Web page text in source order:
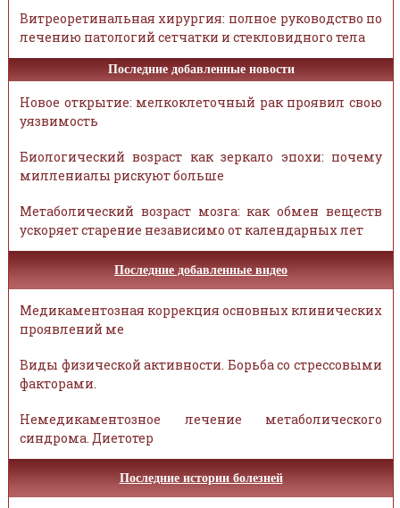
Витреоретинальная хирургия: полное руководство по
лечению патологий сетчатки и стекловидного тела
Последние добавленные новости
Новое открытие: мелкоклеточный рак проявил свою
уязвимость
Биологический возраст как зеркало эпохи: почему
миллениалы рискуют больше
Метаболический возраст мозга: как обмен веществ
ускоряет старение независимо от календарных лет
Последние добавленные видео
Медикаментозная коррекция основных клинических
проявлений ме
Виды физической активности. Борьба со стрессовыми
факторами.
Немедикаментозное лечение метаболического
синдрома. Диетотер
Последние истории болезней